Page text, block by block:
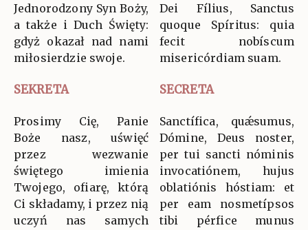
Jednorodzony Syn Boży,
a także i Duch Święty:
gdyż okazał nad nami
miłosierdzie swoje.
Dei Fílius, Sanctus
quoque Spíritus: quia
fecit nobíscum
misericórdiam suam.
SEKRETA SECRETA
Prosimy Cię, Panie
Boże nasz, uświęć
przez wezwanie
świętego imienia
Twojego, ofiarę, którą
Ci składamy, i przez nią
uczyń nas samych
Sanctífica, quǽsumus,
Dómine, Deus noster,
per tui sancti nóminis
invocatiónem, hujus
oblatiónis hóstiam: et
per eam nosmetípsos
tibi pérfice munus